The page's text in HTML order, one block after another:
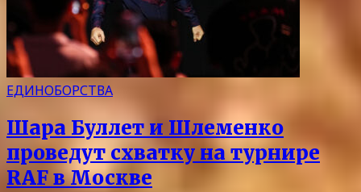
ЕДИНОБОРСТВА
Шара Буллет и Шлеменко
проведут схватку на турнире
RAF в Москве